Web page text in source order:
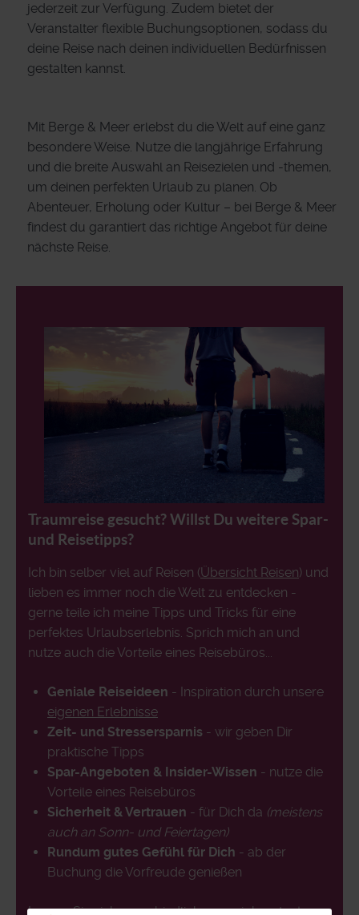
jederzeit zur Verfügung. Zudem bietet der
Veranstalter flexible Buchungsoptionen, sodass du
deine Reise nach deinen individuellen Bedürfnissen
gestalten kannst.
Mit Berge & Meer erlebst du die Welt auf eine ganz
besondere Weise. Nutze die langjährige Erfahrung
und die breite Auswahl an Reisezielen und -themen,
um deinen perfekten Urlaub zu planen. Ob
Abenteuer, Erholung oder Kultur – bei Berge & Meer
findest du garantiert das richtige Angebot für deine
nächste Reise.
Traumreise gesucht? Willst Du weitere Spar-
und Reisetipps?
Ich bin selber viel auf Reisen (Übersicht Reisen) und
lieben es immer noch die Welt zu entdecken -
gerne teile ich meine Tipps und Tricks für eine
perfektes Urlaubserlebnis. Sprich mich an und
nutze auch die Vorteile eines Reisebüros...
Geniale Reiseideen - Inspiration durch unsere
eigenen Erlebnisse
Zeit- und Stressersparnis - wir geben Dir
praktische Tipps
Spar-Angeboten & Insider-Wissen - nutze die
Vorteile eines Reisebüros
Sicherheit & Vertrauen - für Dich da (meistens
auch an Sonn- und Feiertagen)
Rundum gutes Gefühl für Dich - ab der
Buchung die Vorfreude genießen
Lassen Sie sich unverbindlich von mir beraten!